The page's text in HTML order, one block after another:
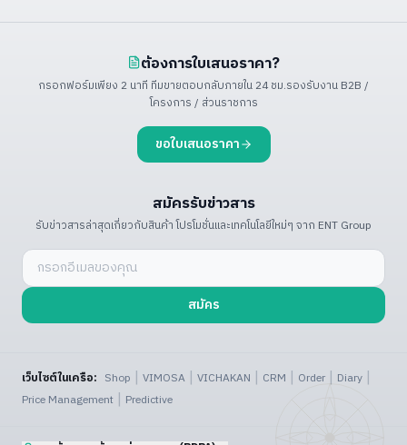
ต้องการใบเสนอราคา?
กรอกฟอร์มเพียง 2 นาที ทีมขายตอบกลับภายใน 24 ชม.รองรับงาน B2B /
โครงการ / ส่วนราชการ
ขอใบเสนอราคา
สมัครรับข่าวสาร
รับข่าวสารล่าสุดเกี่ยวกับสินค้า โปรโมชั่นและเทคโนโลยีใหม่ๆ จาก ENT Group
สมัคร
เว็บไซต์ในเครือ: Shop | VIMOSA | VICHAKAN | CRM | Order | Diary |
Price Management | Predictive